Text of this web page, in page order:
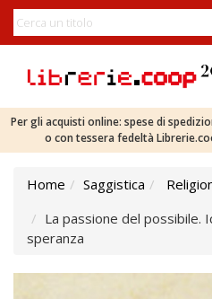
Per gli acquisti online: spese di
o con tessera fedeltà
Home Saggistica
La passione del possibile.
speranza